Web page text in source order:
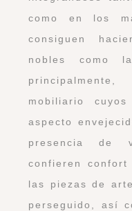
como en los
consiguen
nobles como
mobiliario
aspecto
presencia de
confieren
las piezas de
perseguido, así